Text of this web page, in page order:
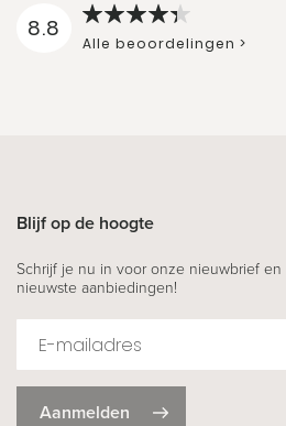
8.8
Alle beoordelingen >
Blijf op de hoogte
Schrijf je nu in voor onze nieuwbrief
nieuwste aanbiedingen!
Aanmelden